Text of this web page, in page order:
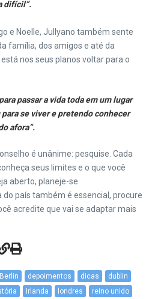
difícil”.
e Noelle, Jullyano também sente
família, dos amigos e até da
nos seus planos voltar para o
passar a vida toda em um lugar
se viver e pretendo conhecer
afora”.
é unânime: pesquise. Cada
seus limites e o que você
aberto, planeje-se
país também é essencial, procure
acredite que vai se adaptar mais
Berlin depoimentos dicas
dublin
Irlanda londres
reino unido